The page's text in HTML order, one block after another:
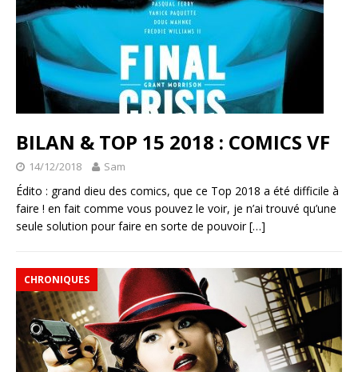
BILAN & TOP 15 2018 : COMICS VF
14/12/2018 Sam
Édito : grand dieu des comics, que ce Top 2018 a été difficile à
faire ! en fait comme vous pouvez le voir, je n’ai trouvé qu’une
seule solution pour faire en sorte de pouvoir[…]
CHRONIQUES